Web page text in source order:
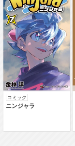
コミック
ニンジャラ